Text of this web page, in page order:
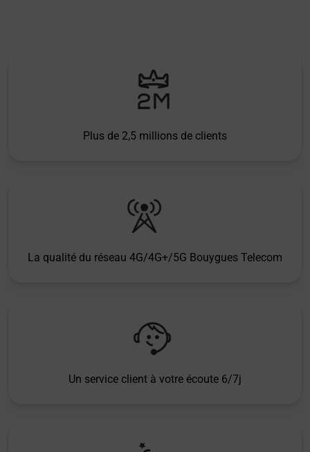
Plus de 2,5 millions de clients
La qualité du réseau 4G/4G+/5G Bouygues Telecom
Un service client à votre écoute 6/7j